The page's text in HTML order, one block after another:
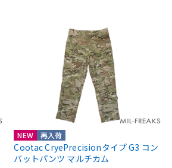
NEW 再入荷
Cootac CryePrecisionタイプ G3 コン
バットパンツ マルチカム